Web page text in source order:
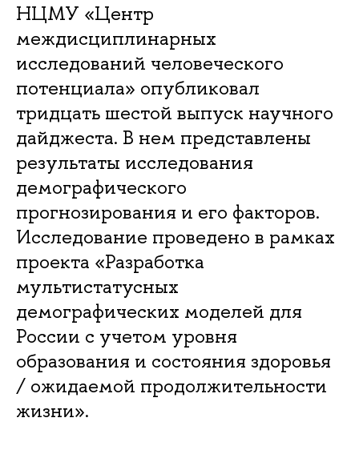
НЦМУ «Центр
междисциплинарных
исследований человеческого
потенциала» опубликовал
тридцать шестой выпуск научного
дайджеста. В нем представлены
результаты исследования
демографического
прогнозирования и его факторов.
Исследование проведено в рамках
проекта «Разработка
мультистатусных
демографических моделей для
России с учетом уровня
образования и состояния здоровья
/ ожидаемой продолжительности
жизни».